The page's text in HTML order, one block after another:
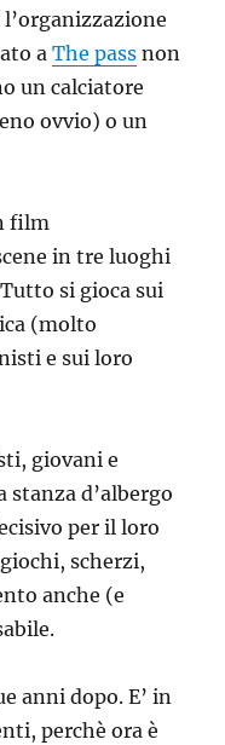
aThe pass non
un calciatore
ovvio) o un
film
in tre luoghi
si gioca sui
(molto
e sui loro
giovani e
d’albergo
per il loro
scherzi,
anche (e
anni dopo. E’ in
perchè ora è